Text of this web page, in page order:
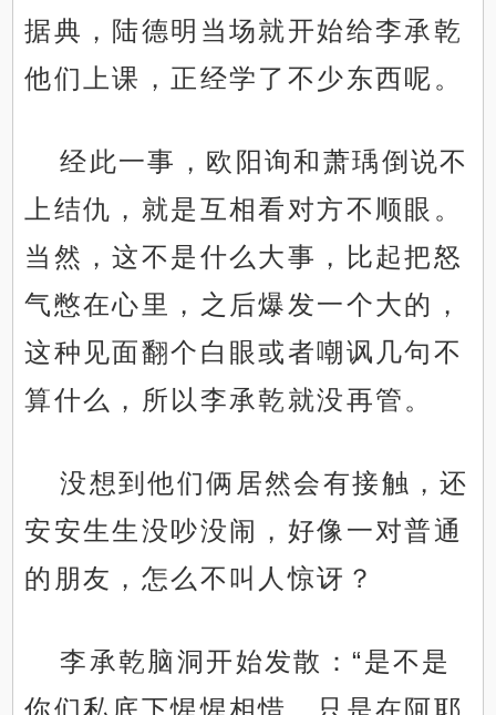
据典，陆德明当场就开始给李承乾
他们上课，正经学了不少东西呢。
经此一事，欧阳询和萧瑀倒说不
上结仇，就是互相看对方不顺眼。
当然，这不是什么大事，比起把怒
气憋在心里，之后爆发一个大的，
这种见面翻个白眼或者嘲讽几句不
算什么，所以李承乾就没再管。
没想到他们俩居然会有接触，还
安安生生没吵没闹，好像一对普通
的朋友，怎么不叫人惊讶？
李承乾脑洞开始发散：“是不是
你们私底下惺惺相惜，只是在阿耶